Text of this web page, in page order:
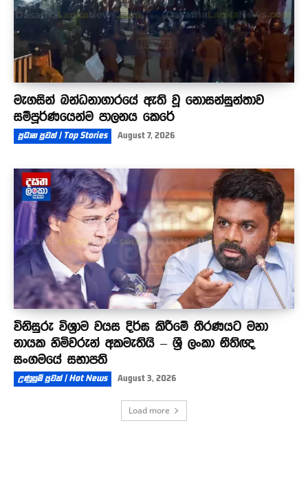
මැගසින් බන්ධනාගාරයේ ඇති වූ නොසන්සුන්තාව
සම්පූර්ණයෙන්ම පාලනය කෙරේ
ප්‍රධාන පුවත් | Top Stories August 7, 2026
විනිසුරු විශ්‍රාම වයස දිර්ඝ කිරීමේ තීරණයට මහා
නායක හිමිවරුන් අකමැතියි – ශ්‍රී ලංකා නීතිඥ
සංගමයේ සභාපති
උණුසුම් පුවත් | Hot News August 3, 2026
Load more